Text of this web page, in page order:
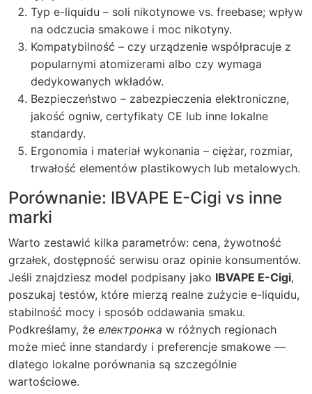
Typ e-liquidu – soli nikotynowe vs. freebase; wpływ
na odczucia smakowe i moc nikotyny.
Kompatybilność – czy urządzenie współpracuje z
popularnymi atomizerami albo czy wymaga
dedykowanych wkładów.
Bezpieczeństwo – zabezpieczenia elektroniczne,
jakość ogniw, certyfikaty CE lub inne lokalne
standardy.
Ergonomia i materiał wykonania – ciężar, rozmiar,
trwałość elementów plastikowych lub metalowych.
Porównanie: IBVAPE E-Cigi vs inne
marki
Warto zestawić kilka parametrów: cena, żywotność
grzałek, dostępność serwisu oraz opinie konsumentów.
Jeśli znajdziesz model podpisany jako IBVAPE E-Cigi,
poszukaj testów, które mierzą realne zużycie e-liquidu,
stabilność mocy i sposób oddawania smaku.
Podkreślamy, że електронка w różnych regionach
może mieć inne standardy i preferencje smakowe —
dlatego lokalne porównania są szczególnie
wartościowe.